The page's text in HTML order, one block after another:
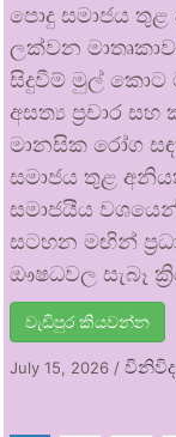
පොදු සමාජය
ලක්වන
සිදුවීම් මුල් කොට
අසත්‍ය ප්‍රචාර
මානසික රෝග
සමාජය තුළ
සමාජයීය
සටහන මඟින්
ඖෂධවල සැබෑ
වැඩිපුර කියවන්න
July 15, 2026 /